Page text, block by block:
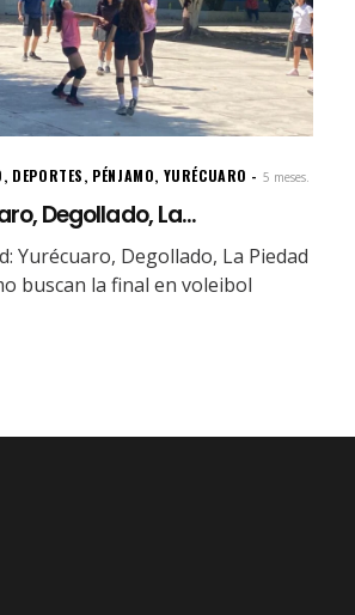
, DEPORTES, PÉNJAMO, YURÉCUARO 5 meses.
Degollado, La...
Yurécuaro, Degollado, La Piedad
buscan la final en voleibol